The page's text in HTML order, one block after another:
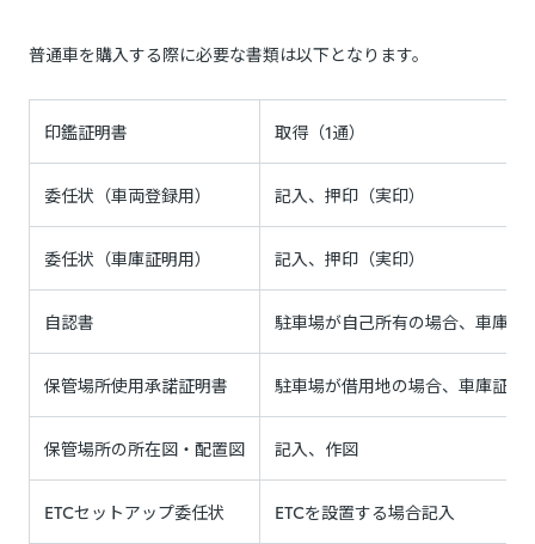
普通車を購入する際に必要な書類は以下となります。
印鑑証明書 取得（1通）
委任状（車両登録用） 記入、押印（実印）
委任状（車庫証明用） 記入、押印（実印）
自認書 駐車場が自己所有の場合、車庫証
保管場所使用承諾証明書 駐車場が借用地の場合、車庫証
保管場所の所在図・配置図 記入、作図
ETCセットアップ委任状 ETCを設置する場合記入